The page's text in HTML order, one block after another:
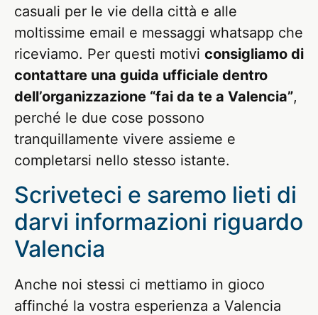
casuali per le vie della città e alle
moltissime email e messaggi whatsapp che
riceviamo. Per questi motivi consigliamo di
contattare una guida ufficiale dentro
dell’organizzazione “fai da te a Valencia”,
perché le due cose possono
tranquillamente vivere assieme e
completarsi nello stesso istante.
Scriveteci e saremo lieti di
darvi informazioni riguardo
Valencia
Anche noi stessi ci mettiamo in gioco
affinché la vostra esperienza a Valencia